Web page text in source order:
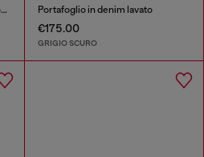
Portafoglio bi-fold in pelle con portamonete Portafoglio in denim lavato
€175.00
GRIGIO SCURO